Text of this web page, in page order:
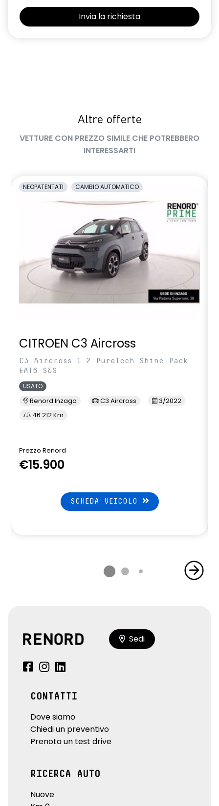
Selleria Stepway in tessuto blu e nero
Volante regolabile in altezza e profondità
Altre offerte
VETTURE CON PREZZO SIMILE CHE POTREBBERO
INTERESSARTI
NEOPATENTATI CAMBIO AUTOMATICO
CITROEN C3 Aircross
C3 Aircross 1.2 PureTech Shine Pack
EAT6 S&S
USATO
Renord Inzago C3 Aircross
3/2022
46.212 Km
Prezzo Renord
€15.900
SCHEDA VEICOLO
Sedi
CONTATTI
Dove siamo
Chiedi un preventivo
Prenota un test drive
RICERCA AUTO
Nuove